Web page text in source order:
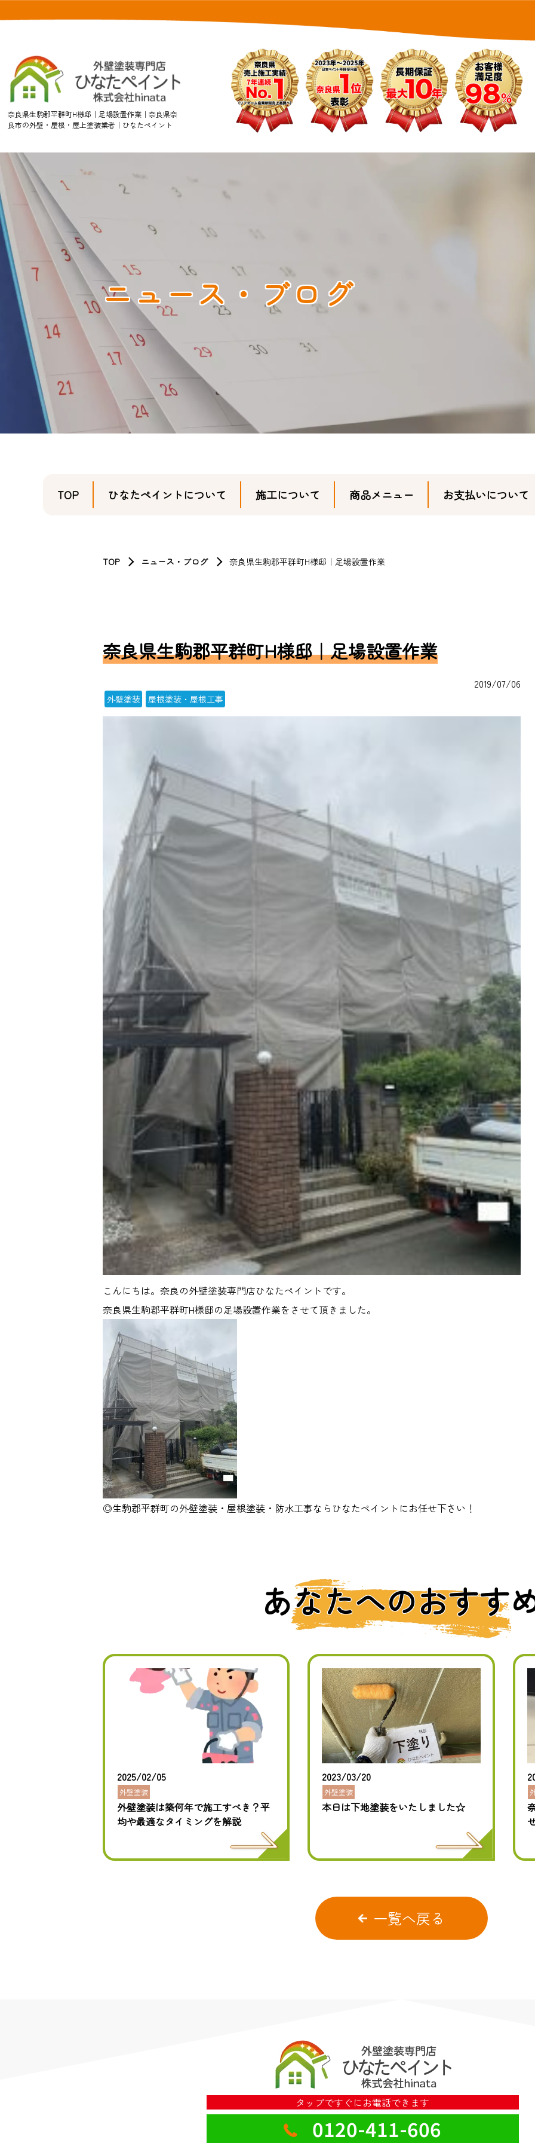
奈良県生駒郡平群町H様邸｜足場設置作業｜奈良県奈
良市の外壁・屋根・屋上塗装業者｜ひなたペイント
ニュース・ブログ
TOP ひなたペイントについて 施工について 商品メニュー お支払いについて
TOP ニュース・ブログ 奈良県生駒郡平群町H様邸｜足場設置作業
奈良県生駒郡平群町H様邸｜足場設置作業
2019/07/06
外壁塗装 屋根塗装・屋根工事
こんにちは。奈良の外壁塗装専門店ひなたペイントです。
奈良県生駒郡平群町H様邸の足場設置作業をさせて頂きました。
◎生駒郡平群町の外壁塗装・屋根塗装・防水工事ならひなたペイントにお任せ下さい！
あなたへのおすす
2025/02/05
外壁塗装
外壁塗装は築何年で施工すべき？平
均や最適なタイミングを解説
2023/03/20
外壁塗装
本日は下地塗装をいたしました☆
一覧へ戻る
タップですぐにお電話できます
0120-411-606